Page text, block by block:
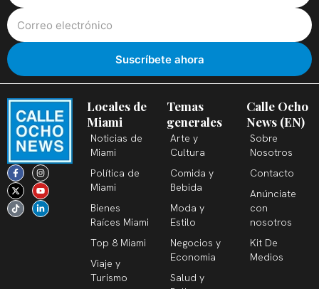
F
a
c
e
b
o
o
I
n
s
t
a
g
r
X
-
t
w
i
t
t
Y
o
u
t
u
b
e
T
i
k
t
o
k
L
i
n
k
e
d
i
Locales de
Miami
Noticias de
Miami
Política de
Miami
Bienes
Raíces Miami
Top 8 Miami
Viaje y
Turismo
Temas
generales
Arte y
Cultura
Comida y
Bebida
Moda y
Estilo
Negocios y
Economia
Salud y
Calle Ocho
News (EN)
Sobre
Nosotros
Contacto
Anúnciate
con
nosotros
Kit De
Medios